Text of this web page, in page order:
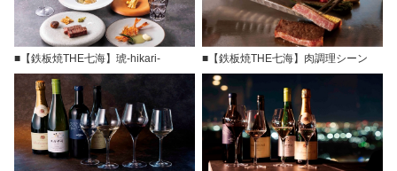
■【鉄板焼THE七海】琥-hikari- ■【鉄板焼THE七海】肉調理シーン